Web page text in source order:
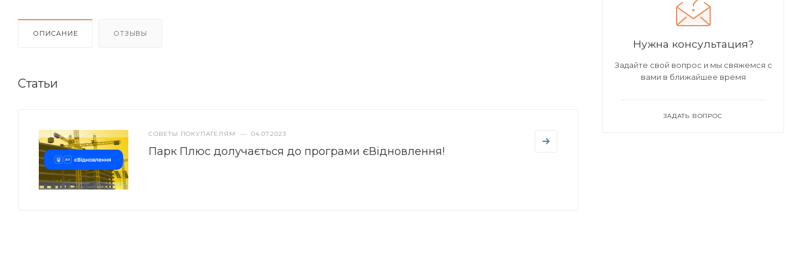
ОПИСАНИЕ ОТЗЫВЫ
Статьи
СОВЕТЫ ПОКУПАТЕЛЯМ — 04.07.2023
Парк Плюс долучається до програми єВідновлення!
Нужна консультация?
Задайте свой вопрос и мы свяжемся с
вами в ближайшее время
ЗАДАТЬ ВОПРОС